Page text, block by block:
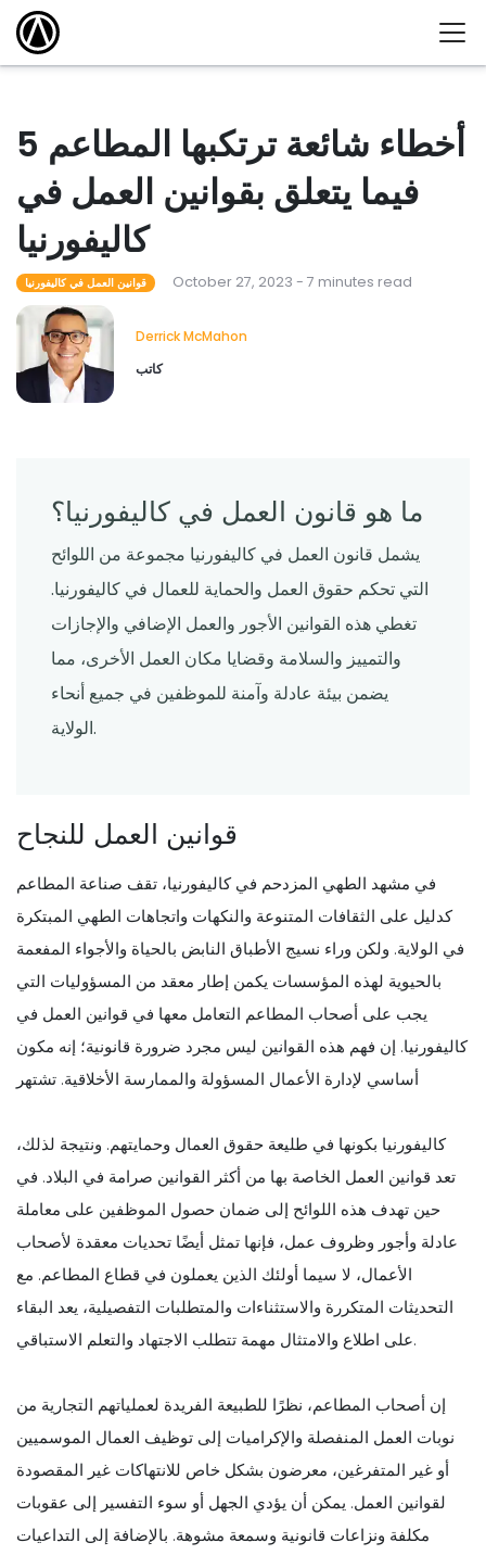
5 أخطاء شائعة ترتكبها المطاعم
فيما يتعلق بقوانين العمل في
كاليفورنيا
قوانين العمل في كاليفورنيا October 27, 2023 - 7 minutes read
Derrick McMahon
كاتب
ما هو قانون العمل في كاليفورنيا؟
يشمل قانون العمل في كاليفورنيا مجموعة من اللوائح
التي تحكم حقوق العمل والحماية للعمال في كاليفورنيا.
تغطي هذه القوانين الأجور والعمل الإضافي والإجازات
والتمييز والسلامة وقضايا مكان العمل الأخرى، مما
يضمن بيئة عادلة وآمنة للموظفين في جميع أنحاء
الولاية.
قوانين العمل للنجاح
في مشهد الطهي المزدحم في كاليفورنيا، تقف صناعة المطاعم
كدليل على الثقافات المتنوعة والنكهات واتجاهات الطهي المبتكرة
في الولاية. ولكن وراء نسيج الأطباق النابض بالحياة والأجواء المفعمة
بالحيوية لهذه المؤسسات يكمن إطار معقد من المسؤوليات التي
يجب على أصحاب المطاعم التعامل معها في قوانين العمل في
كاليفورنيا. إن فهم هذه القوانين ليس مجرد ضرورة قانونية؛ إنه مكون
أساسي لإدارة الأعمال المسؤولة والممارسة الأخلاقية. تشتهر
كاليفورنيا بكونها في طليعة حقوق العمال وحمايتهم. ونتيجة لذلك،
تعد قوانين العمل الخاصة بها من أكثر القوانين صرامة في البلاد. في
حين تهدف هذه اللوائح إلى ضمان حصول الموظفين على معاملة
عادلة وأجور وظروف عمل، فإنها تمثل أيضًا تحديات معقدة لأصحاب
الأعمال، لا سيما أولئك الذين يعملون في قطاع المطاعم. مع
التحديثات المتكررة والاستثناءات والمتطلبات التفصيلية، يعد البقاء
على اطلاع والامتثال مهمة تتطلب الاجتهاد والتعلم الاستباقي.
إن أصحاب المطاعم، نظرًا للطبيعة الفريدة لعملياتهم التجارية من
نوبات العمل المنفصلة والإكراميات إلى توظيف العمال الموسميين
أو غير المتفرغين، معرضون بشكل خاص للانتهاكات غير المقصودة
لقوانين العمل. يمكن أن يؤدي الجهل أو سوء التفسير إلى عقوبات
مكلفة ونزاعات قانونية وسمعة مشوهة. بالإضافة إلى التداعيات